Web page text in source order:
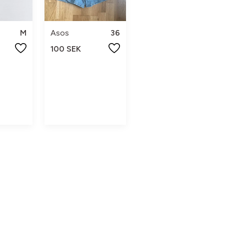
M
Asos
36
100 SEK